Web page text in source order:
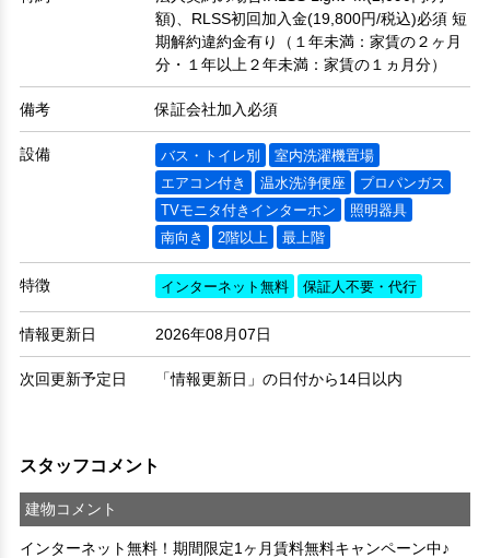
額)、RLSS初回加入金(19,800円/税込)必須 短
期解約違約金有り（１年未満：家賃の２ヶ月
分・１年以上２年未満：家賃の１ヵ月分）
備考 保証会社加入必須
設備 バス・トイレ別
室内洗濯機置場
エアコン付き
温水洗浄便座
プロパンガス
TVモニタ付きインターホン
照明器具
南向き
2階以上 最上階
特徴 インターネット無料 保証人不要・代行
情報更新日 2026年08月07日
次回更新予定日 「情報更新日」の日付から14日以内
スタッフコメント
建物コメント
インターネット無料！期間限定1ヶ月賃料無料キャンペーン中♪